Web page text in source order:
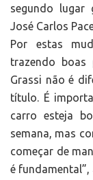
segundo lugar
José Carlos
Por estas
trazendo boas
Grassi não é
título. É
carro esteja
semana, mas
começar de
é fundamental”,